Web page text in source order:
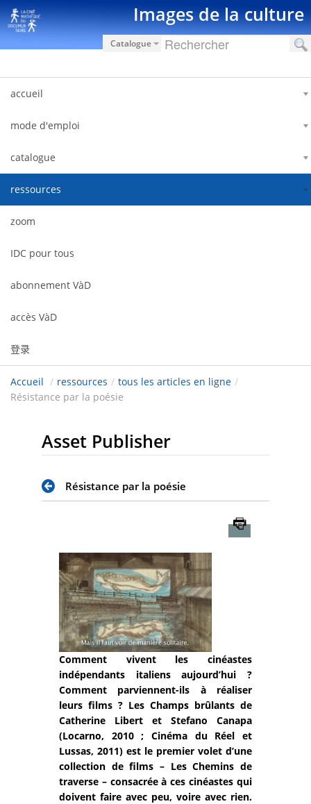
跳转到内容 Images de la culture
Catalogue
accueil
mode d'emploi
catalogue
ressources
zoom
IDC pour tous
abonnement VàD
accès VàD
登录
Accueil / ressources / tous les articles en ligne /
Résistance par la poésie
Asset Publisher
Résistance par la poésie
Comment vivent les cinéastes
indépendants italiens aujourd’hui ?
Comment parviennent-ils à réaliser
leurs films ? Les Champs brûlants de
Catherine Libert et Stefano Canapa
(Locarno, 2010 ; Cinéma du Réel et
Lussas, 2011) est le premier volet d’une
collection de films – Les Chemins de
traverse – consacrée à ces cinéastes qui
doivent faire avec peu, voire avec rien.